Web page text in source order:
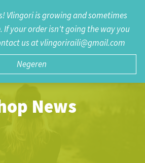
Vlingori is growing and sometimes
If your order isn't going the way you
us at vlingoriraili@gmail.com
Negeren
0
News